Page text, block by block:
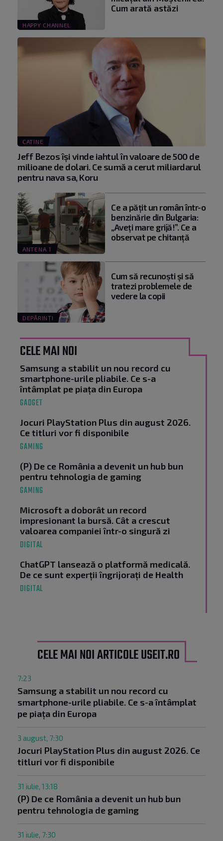
HAPPY CHANNEL
Cum arată astăzi
CATINE
Jeff Bezos își vinde iahtul în valoare de 500 de
milioane de dolari. Ce sumă a cerut miliardarul
pentru nava sa, Koru
ANTENA 1
Ce a pățit un român într-o
benzinărie din Bulgaria:
„Aveți mare grijă!”. Ce a
observat pe chitanță
DEPĂRINȚI
Cum să recunoști și să
tratezi problemele de
vedere la copii
CELE MAI NOI
Samsung a stabilit un nou record cu
smartphone-urile pliabile. Ce s-a
întâmplat pe piața din Europa
GADGET
Jocuri PlayStation Plus din august 2026.
Ce titluri vor fi disponibile
GAMING
(P) De ce România a devenit un hub bun
pentru tehnologia de gaming
GAMING
Microsoft a doborât un record
impresionant la bursă. Cât a crescut
valoarea companiei într-o singură zi
DIGITAL
ChatGPT lansează o platformă medicală.
De ce sunt experții îngrijorați de Health
DIGITAL
CELE MAI NOI ARTICOLE USEIT.RO
7:23
Samsung a stabilit un nou record cu
smartphone-urile pliabile. Ce s-a întâmplat
pe piața din Europa
3 august, 7:30
Jocuri PlayStation Plus din august 2026. Ce
titluri vor fi disponibile
31 iulie, 13:18
(P) De ce România a devenit un hub bun
pentru tehnologia de gaming
31 iulie, 7:30